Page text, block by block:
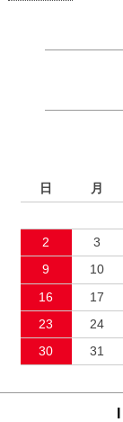
日
月
2
3
9
10
16
17
23
24
30
31